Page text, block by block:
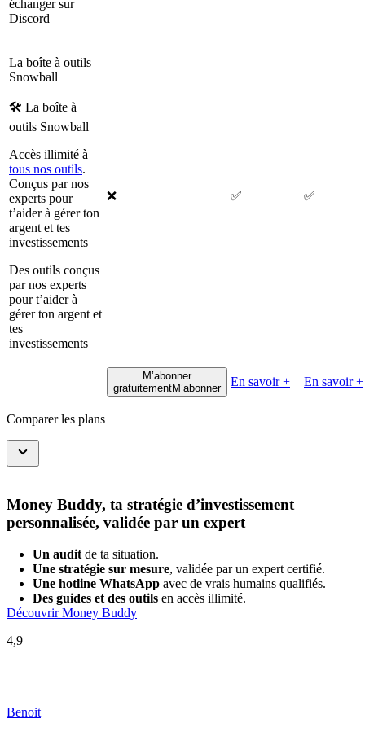
échanger sur
Discord
La boîte à outils
Snowball
🛠 La boîte à
outils Snowball
Accès illimité à
tous nos outils.
Conçus par nos
experts pour
t’aider à gérer ton
argent et tes
investissements
Des outils conçus
par nos experts
pour t’aider à
gérer ton argent et
tes
investissements
❌ ✅ ✅
M’abonner
gratuitementM’abonner En savoir + En savoir +
Comparer les plans
Money Buddy, ta stratégie d’investissement
personnalisée, validée par un expert
Un audit de ta situation.
Une stratégie sur mesure, validée par un expert certifié.
Une hotline WhatsApp avec de vrais humains qualifiés.
Des guides et des outils en accès illimité.
Découvrir Money Buddy
4,9
Benoit